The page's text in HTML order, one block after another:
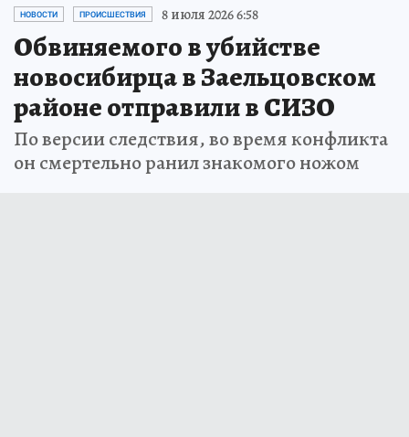
НОВОСТИ ПРОИСШЕСТВИЯ 8 июля 2026 6:58
Обвиняемого в убийстве
новосибирца в Заельцовском
районе отправили в СИЗО
По версии следствия, во время конфликта
он смертельно ранил знакомого ножом